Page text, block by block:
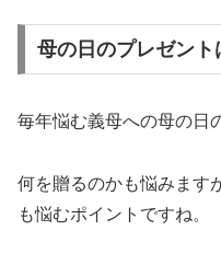
母の日のプレゼント
毎年悩む義母への母の日
何を贈るのかも悩みます
も悩むポイントですね。